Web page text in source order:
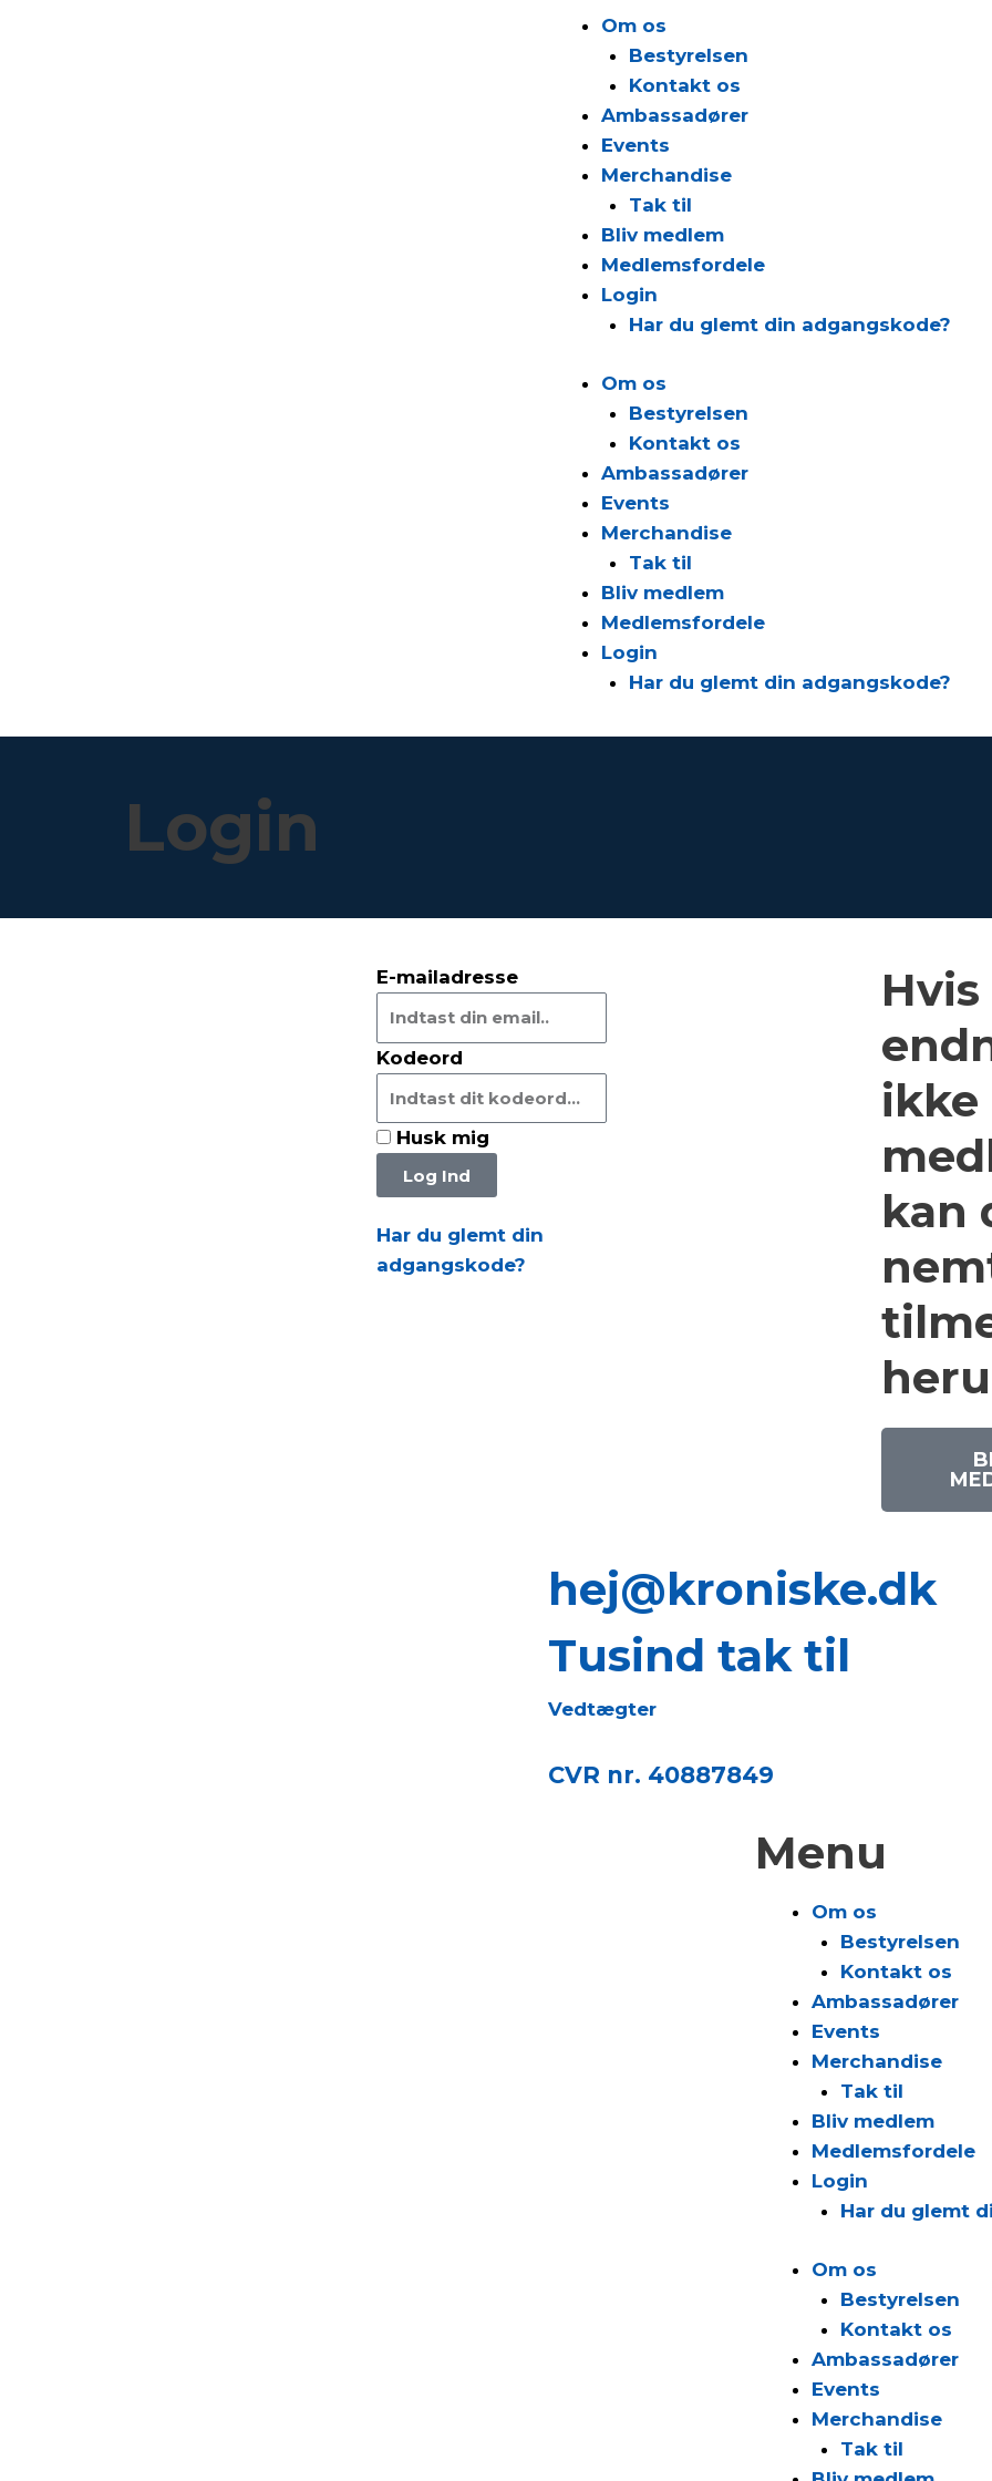
Om os
Bestyrelsen
Kontakt os
Ambassadører
Events
Merchandise
Tak til
Bliv medlem
Medlemsfordele
Login
Har du glemt din adgangskode?
Om os
Bestyrelsen
Kontakt os
Ambassadører
Events
Merchandise
Tak til
Bliv medlem
Medlemsfordele
Login
Har du glemt din adgangskode?
Login
E-mailadresse
Kodeord
Husk mig
Log Ind
Har du glemt din
adgangskode?
ikke
kan
hej@kroniske.dk
Tusind tak til
Vedtægter
CVR nr. 40887849
Menu
Om os
Bestyrelsen
Kontakt os
Ambassadører
Events
Merchandise
Tak til
Bliv medlem
Medlemsfordele
Login
Har du glemt
Om os
Bestyrelsen
Kontakt os
Ambassadører
Events
Merchandise
Tak til